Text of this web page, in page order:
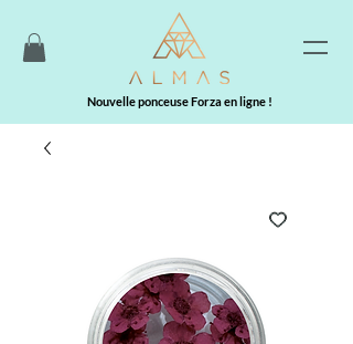
Nouvelle ponceuse Forza en ligne !